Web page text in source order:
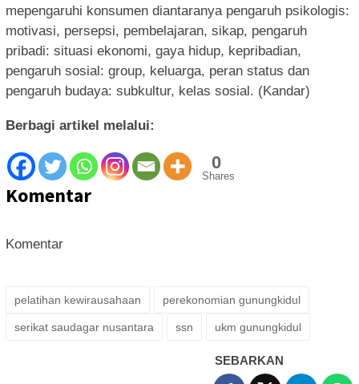
mepengaruhi konsumen diantaranya pengaruh psikologis:
motivasi, persepsi, pembelajaran, sikap, pengaruh
pribadi: situasi ekonomi, gaya hidup, kepribadian,
pengaruh sosial: group, keluarga, peran status dan
pengaruh budaya: subkultur, kelas sosial. (Kandar)
Berbagi artikel melalui:
0
Shares
Komentar
Komentar
pelatihan kewirausahaan perekonomian gunungkidul
serikat saudagar nusantara ssn ukm gunungkidul
SEBARKAN